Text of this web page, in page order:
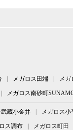
メガロス田端 メガ
メガロス南砂町
蔵小金井 メガロス
ス調布 メガロス町田